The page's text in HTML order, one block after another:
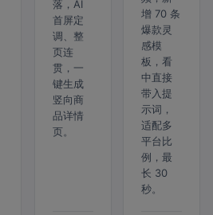
落，AI
首屏定
调、整
页连
贯，一
键生成
竖向商
品详情
页。
增 70 条
爆款灵
感模
板，看
中直接
带入提
示词，
适配多
平台比
例，最
长 30
秒。